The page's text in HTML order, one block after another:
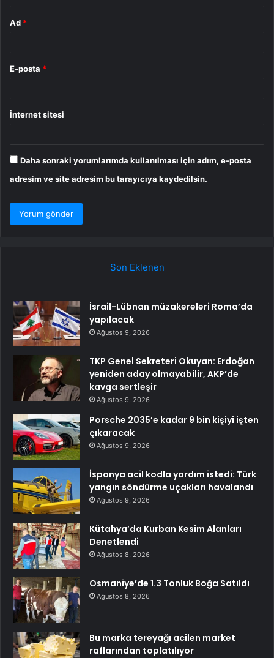
Ad *
E-posta *
İnternet sitesi
Daha sonraki yorumlarımda kullanılması için adım, e-posta
adresim ve site adresim bu tarayıcıya kaydedilsin.
Son Eklenen
İsrail-Lübnan müzakereleri Roma’da
yapılacak
Ağustos 9, 2026
TKP Genel Sekreteri Okuyan: Erdoğan
yeniden aday olmayabilir, AKP’de
kavga sertleşir
Ağustos 9, 2026
Porsche 2035’e kadar 9 bin kişiyi işten
çıkaracak
Ağustos 9, 2026
İspanya acil kodla yardım istedi: Türk
yangın söndürme uçakları havalandı
Ağustos 9, 2026
Kütahya’da Kurban Kesim Alanları
Denetlendi
Ağustos 8, 2026
Osmaniye’de 1.3 Tonluk Boğa Satıldı
Ağustos 8, 2026
Bu marka tereyağı acilen market
raflarından toplatılıyor